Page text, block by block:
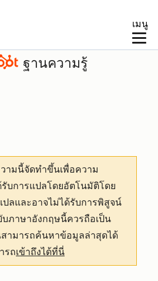
เมนู
ฐานความรู้
ามนี้จัดทำขึ้นเพื่อความ
รับการแปลโดยอัตโนมัติโดย
ลและอาจไม่ได้รับการพิสูจน์
ภาษาอังกฤษนี้ควรถือเป็น
ามารถค้นหาข้อมูลล่าสุดได้
รถเข้าถึงได้ที่นี่